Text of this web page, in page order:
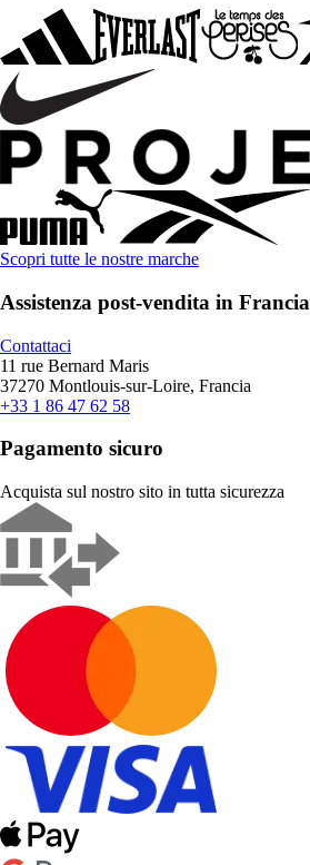
Scopri tutte le nostre marche
Assistenza post-vendita in Francia
Contattaci
11 rue Bernard Maris
37270 Montlouis-sur-Loire, Francia
+33 1 86 47 62 58
Pagamento sicuro
Acquista sul nostro sito in tutta sicurezza